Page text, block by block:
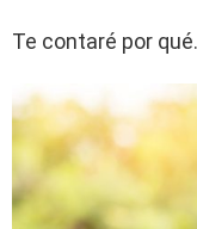
Te contaré por qué.